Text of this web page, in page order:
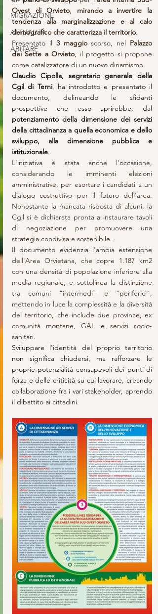
MIGRAZIONE
ATTUALITÀ
ABITARE
Ovest di Orvieto, mirando a invertire la
tendenza alla marginalizzazione e al calo
demografico che caratterizza il territorio.
Presentato il 3 maggio scorso, nel Palazzo
dei Sette a Orvieto, il progetto si propone
come catalizzatore di un nuovo dinamismo.
Claudio Cipolla, segretario generale della
Cgil di Terni, ha introdotto e presentato il
documento, delineando le sfidanti
prospettive che esso aprirebbe: dal
potenziamento della dimensione dei servizi
della cittadinanza a quella economica e dello
sviluppo, alla dimensione pubblica e
istituzionale.
L'iniziativa è stata anche l'occasione,
considerando le imminenti elezioni
amministrative, per esortare i candidati a un
dialogo costruttivo per il futuro dell'area.
Nonostante la mancata risposta di alcuni, la
Cgil si è dichiarata pronta a instaurare tavoli
di negoziazione per promuovere una
strategia condivisa e sostenibile.
Il documento evidenzia l'ampia estensione
dell'Area Orvietana, che copre 1.187 km2
con una densità di popolazione inferiore alla
media regionale, e sottolinea la distinzione
tra comuni "intermedi" e "periferici",
mettendo in luce la complessità e la diversità
del territorio, che include due province, ex
comunità montane, GAL e servizi socio-
sanitari.
Sviluppare l'identità del proprio territorio
non significa chiudersi, ma rafforzare le
proprie potenzialità consapevoli dei punti di
forza e delle criticità su cui lavorare, creando
collaborazione fra i vari stakeholder, aprendo
il dibattito ai cittadini.